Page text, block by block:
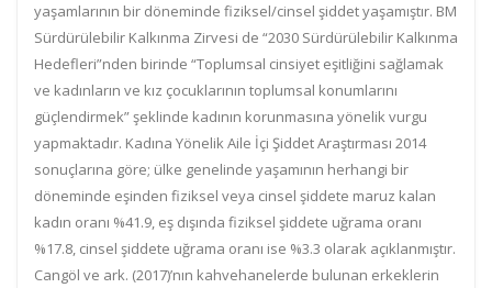
yaşamlarının bir döneminde fiziksel/cinsel şiddet yaşamıştır. BM
Sürdürülebilir Kalkınma Zirvesi de “2030 Sürdürülebilir Kalkınma
Hedefleri”nden birinde “Toplumsal cinsiyet eşitliğini sağlamak
ve kadınların ve kız çocuklarının toplumsal konumlarını
güçlendirmek” şeklinde kadının korunmasına yönelik vurgu
yapmaktadır. Kadına Yönelik Aile İçi Şiddet Araştırması 2014
sonuçlarına göre; ülke genelinde yaşamının herhangi bir
döneminde eşinden fiziksel veya cinsel şiddete maruz kalan
kadın oranı %41.9, eş dışında fiziksel şiddete uğrama oranı
%17.8, cinsel şiddete uğrama oranı ise %3.3 olarak açıklanmıştır.
Cangöl ve ark. (2017)’nın kahvehanelerde bulunan erkeklerin